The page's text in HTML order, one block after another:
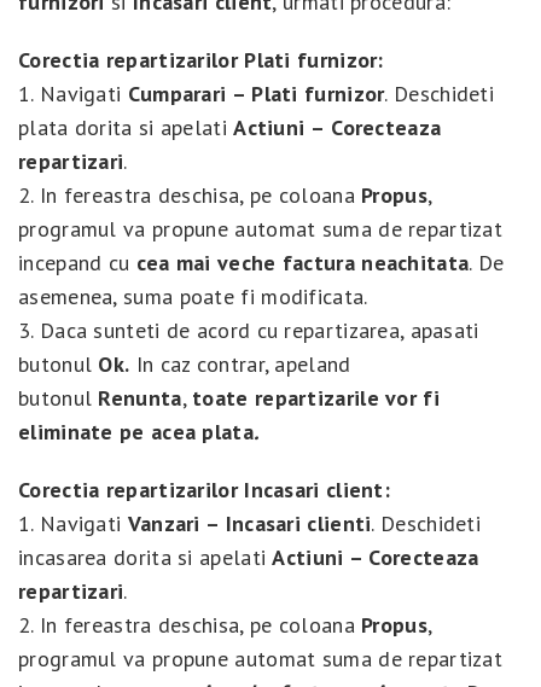
Corectia repartizarilor Plati furnizor:
1. Navigati Cumparari – Plati furnizor. Deschideti
plata dorita si apelatiActiuni – Corecteaza
repartizari.
2. In fereastra deschisa, pe coloana Propus,
programul va propune automat suma de repartizat
incepand cu cea mai veche factura neachitata. De
asemenea, suma poate fi modificata.
3. Daca sunteti de acord cu repartizarea, apasati
butonul Ok. In caz contrar, apeland
butonul Renunta, toate repartizarile vor fi
eliminate pe acea plata.
Corectia repartizarilor Incasari client:
1. Navigati Vanzari – Incasari clienti. Deschideti
incasarea dorita si apelatiActiuni – Corecteaza
repartizari.
2. In fereastra deschisa, pe coloana Propus,
programul va propune automat suma de repartizat